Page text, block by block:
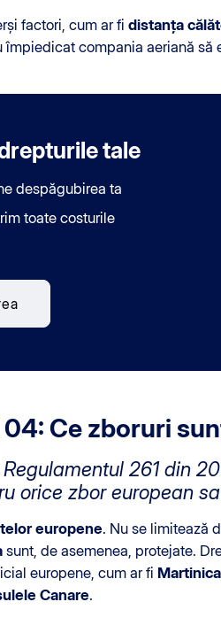
factori, cum ar fi distanța
împiedicat compania aeriană să
tale
despăgubirea ta
toate costurile
04: Ce zboruri
261 din
orice zbor european
europene. Nu se limitează
sunt, de asemenea, protejate.
europene, cum ar fi
Canare.